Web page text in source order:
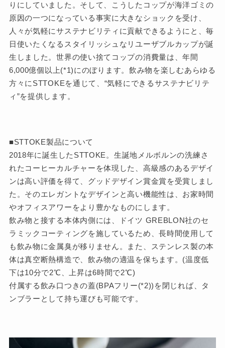
りにしていました。そして、こうしたコップが海洋ゴミの
原因の一つになっている事実に大きなショックを受け、
人々が気軽にサステナビリティに貢献できるようにと、毎
日使いたくなるスタイリッシュなリユーザブルカップが誕
生しました。世界の使い捨てコップの消費量は、年間
6,000億個以上(*1)にのぼります。飲み物を楽しむあらゆる
方々にSTTOKEを通じて、“気軽にできるサステナビリテ
ィ”を提供します。
■STTOKE製品について
2018年に誕生したSTTOKE。生誕地メルボルンの洗練さ
れたコーヒーカルチャーを体現した、高級感のあるデザイ
ンは高い評価を得て、グッドデザイン賞金賞を受賞しまし
た。そのエレガントなデザインと高い機能性は、お家時間
やオフィスアワーをより豊かなものにします。
飲み物と接する本体内側には、ドイツ GREBLON社のセ
ラミックコーティングを施しているため、長時間使用して
も飲み物に金属臭が移りません。また、ステンレス製の本
体は真空断熱構造で、飲み物の適温を保ちます。(温度低
下は10分で2℃、上昇は6時間で2℃)
付属する飲み口つきの蓋(BPAフリー(*2))を閉じれば、タ
ンブラーとして持ち運びも可能です。